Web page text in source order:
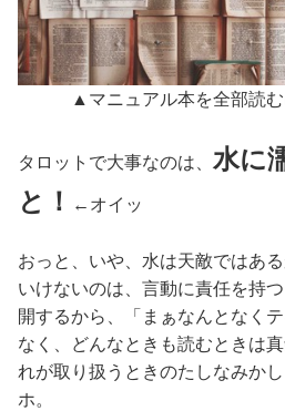
▲マニュアル本を全部読
タロットで大事なのは、 水に
と！
←オイッ
おっと、いや、水は天敵ではあ
いけないのは、言動に責任を持
開するから、「まぁなんとなく
なく、どんなときも読むときは
れが取り扱うときのたしなみか
ホ。